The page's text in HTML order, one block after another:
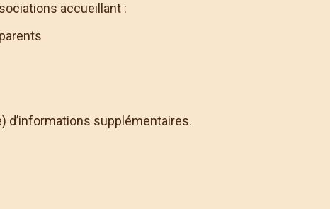
accueillant :
supplémentaires.